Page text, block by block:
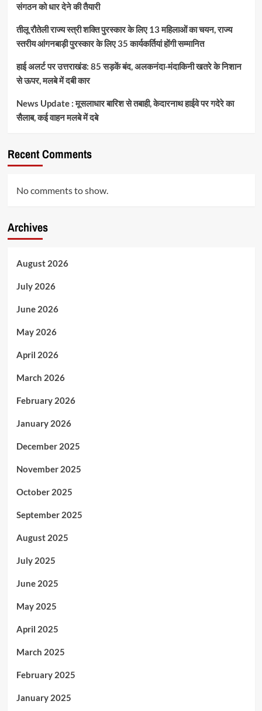
संगठन को धार देने की तैयारी
तीलू रौतेली राज्य स्त्री शक्ति पुरस्कार के लिए 13 महिलाओं का चयन, राज्य
स्तरीय आंगनबाड़ी पुरस्कार के लिए 35 कार्यकर्तियां होंगी सम्मानित
हाई अलर्ट पर उत्तराखंड: 85 सड़कें बंद, अलकनंदा-मंदाकिनी खतरे के निशान
से ऊपर, मलबे में दबी कार
News Update : मूसलाधार बारिश से तबाही, केदारनाथ हाईवे पर गदेरे का
सैलाब, कई वाहन मलबे में दबे
Recent Comments
No comments to show.
Archives
August 2026
July 2026
June 2026
May 2026
April 2026
March 2026
February 2026
January 2026
December 2025
November 2025
October 2025
September 2025
August 2025
July 2025
June 2025
May 2025
April 2025
March 2025
February 2025
January 2025